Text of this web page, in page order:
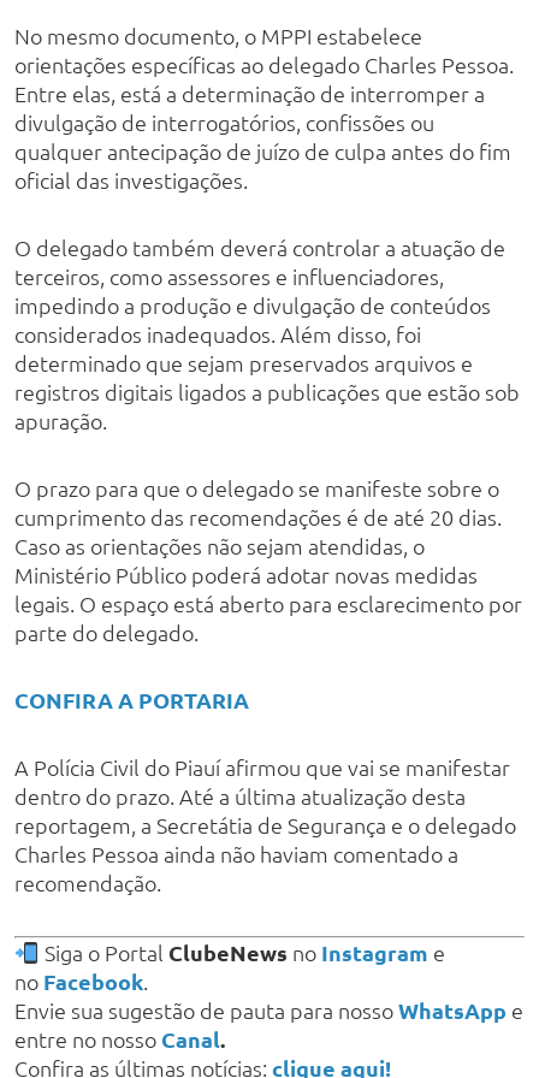
No mesmo documento, o MPPI estabelece
orientações específicas ao delegado Charles Pessoa.
Entre elas, está a determinação de interromper a
divulgação de interrogatórios, confissões ou
qualquer antecipação de juízo de culpa antes do fim
oficial das investigações.
O delegado também deverá controlar a atuação de
terceiros, como assessores e influenciadores,
impedindo a produção e divulgação de conteúdos
considerados inadequados. Além disso, foi
determinado que sejam preservados arquivos e
registros digitais ligados a publicações que estão sob
apuração.
O prazo para que o delegado se manifeste sobre o
cumprimento das recomendações é de até 20 dias.
Caso as orientações não sejam atendidas, o
Ministério Público poderá adotar novas medidas
legais. O espaço está aberto para esclarecimento por
parte do delegado.
CONFIRA A PORTARIA
A Polícia Civil do Piauí afirmou que vai se manifestar
dentro do prazo. Até a última atualização desta
reportagem, a Secretátia de Segurança e o delegado
Charles Pessoa ainda não haviam comentado a
recomendação.
Siga o Portal ClubeNews no Instagram e
no Facebook.
Envie sua sugestão de pauta para nossoWhatsApp e
entre no nosso Canal.
Confira as últimas notícias: clique aqui!